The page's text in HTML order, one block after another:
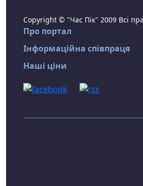
Copyright © "Час Пік" 2009 Всі
Про портал
Інформаційна співпраця
Наші ціни